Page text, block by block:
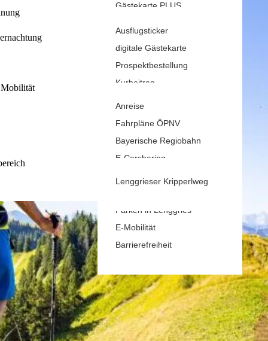
Gästekarte PLUS
Ausflugsticker
digitale Gästekarte
Prospektbestellung
Kurbeitrag
Reiseversicherung
Anreise
Fahrpläne ÖPNV
Bayerische Regiobahn
E-Carsharing
Parken in Lenggries
E-Mobilität
Barrierefreiheit
Lenggrieser Kripperlweg